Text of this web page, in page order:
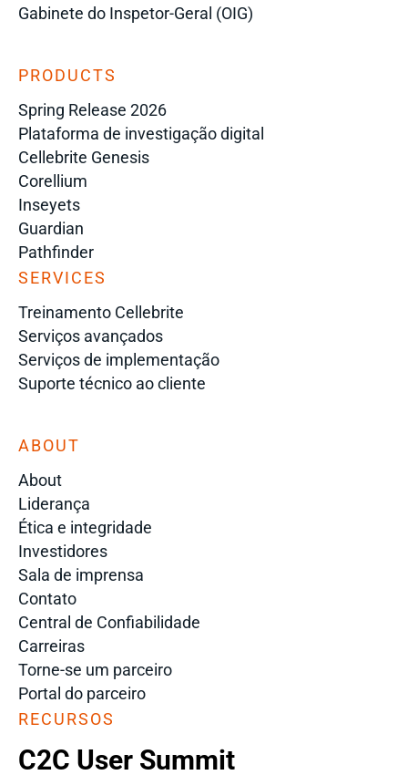
Gabinete do Inspetor-Geral (OIG)
PRODUCTS
Spring Release 2026
Plataforma de investigação digital
Cellebrite Genesis
Corellium
Inseyets
Guardian
Pathfinder
SERVICES
Treinamento Cellebrite
Serviços avançados
Serviços de implementação
Suporte técnico ao cliente
ABOUT
About
Liderança
Ética e integridade
Investidores
Sala de imprensa
Contato
Central de Confiabilidade
Carreiras
Torne-se um parceiro
Portal do parceiro
RECURSOS
C2C User Summit